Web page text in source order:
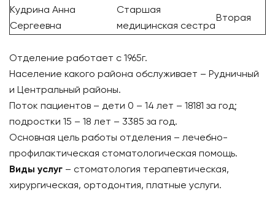
Кудрина Анна
Сергеевна
Старшая
медицинская сестра
Вторая
Отделение работает с 1965г.
Население какого района обслуживает – Рудничный
и Центральный районы.
Поток пациентов – дети 0 – 14 лет – 18181 за год;
подростки 15 – 18 лет – 3385 за год.
Основная цель работы отделения – лечебно-
профилактическая стоматологическая помощь.
Виды услуг – стоматология терапевтическая,
хирургическая, ортодонтия, платные услуги.